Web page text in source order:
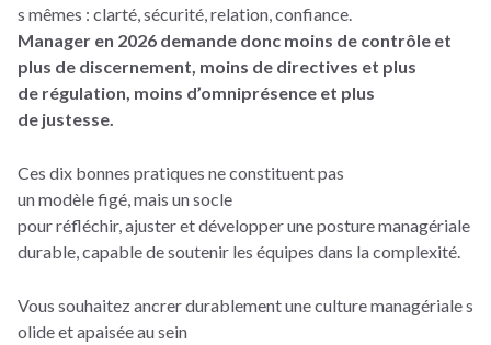
s mêmes : clarté, sécurité, relation, confiance.
Manager en 2026 demande donc moins de contrôle et
plus de discernement, moins de directives et plus
de régulation, moins d’omniprésence et plus
de justesse.
Ces dix bonnes pratiques ne constituent pas
un modèle figé, mais un socle
pour réfléchir, ajuster et développer une posture managériale
durable, capable de soutenir les équipes dans la complexité.
Vous souhaitez ancrer durablement une culture managériale s
olide et apaisée au sein